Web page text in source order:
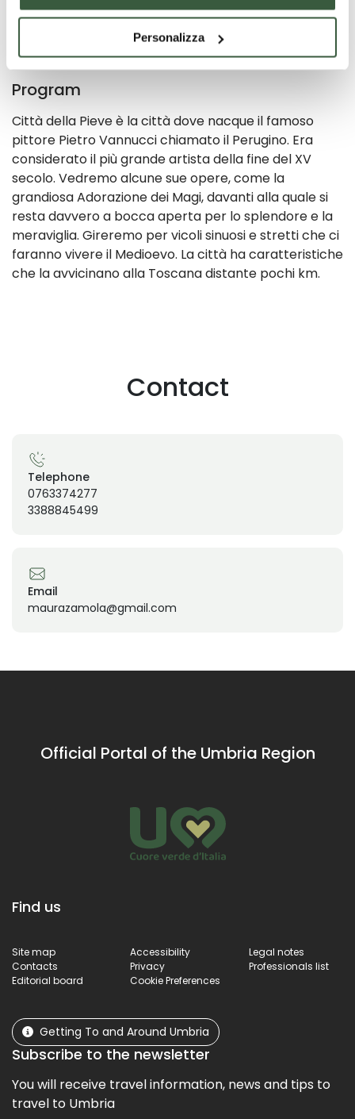
Personalizza
Requirements
None
Program
Città della Pieve è la città dove nacque il famoso
pittore Pietro Vannucci chiamato il Perugino. Era
considerato il più grande artista della fine del XV
secolo. Vedremo alcune sue opere, come la
grandiosa Adorazione dei Magi, davanti alla quale si
resta davvero a bocca aperta per lo splendore e la
meraviglia. Gireremo per vicoli sinuosi e stretti che ci
faranno vivere il Medioevo. La città ha caratteristiche
che la avvicinano alla Toscana distante pochi km.
Contact
Telephone
0763374277
3388845499
Email
maurazamola@gmail.com
Official Portal of the Umbria Region
Find us
Site map Accessibility
Legal notes
Contacts
Privacy
Professionals list
Editorial board
Cookie Preferences
Getting To and Around Umbria
Subscribe to the newsletter
You will receive travel information, news and tips to
travel to Umbria